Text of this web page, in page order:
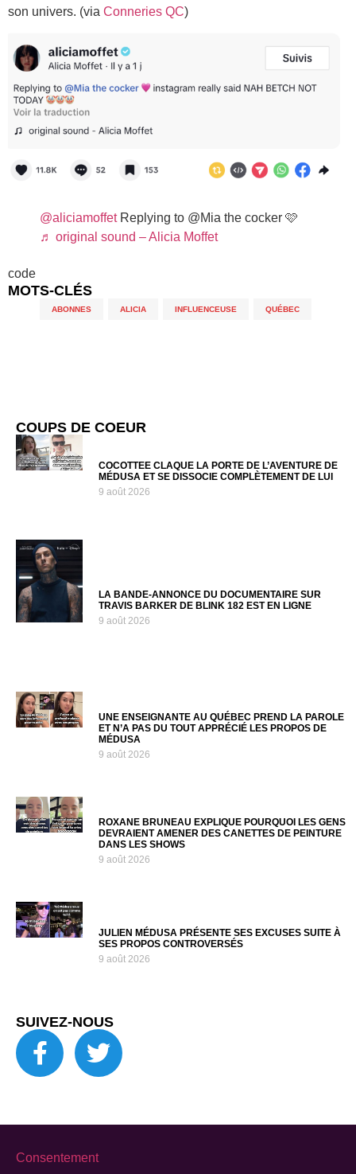
son univers. (via Conneries QC)
@aliciamoffetReplying to @Mia the cocker 🩷
♬ original sound – Alicia Moffet
code
MOTS-CLÉS
ABONNES ALICIA INFLUENCEUSE QUÉBEC
COUPS DE COEUR
COCOTTEE CLAQUE LA PORTE DE L’AVENTURE DE
MÉDUSA ET SE DISSOCIE COMPLÈTEMENT DE LUI
9 août 2026
LA BANDE-ANNONCE DU DOCUMENTAIRE SUR
TRAVIS BARKER DE BLINK 182 EST EN LIGNE
9 août 2026
UNE ENSEIGNANTE AU QUÉBEC PREND LA PAROLE
ET N’A PAS DU TOUT APPRÉCIÉ LES PROPOS DE
MÉDUSA
9 août 2026
ROXANE BRUNEAU EXPLIQUE POURQUOI LES GENS
DEVRAIENT AMENER DES CANETTES DE PEINTURE
DANS LES SHOWS
9 août 2026
JULIEN MÉDUSA PRÉSENTE SES EXCUSES SUITE À
SES PROPOS CONTROVERSÉS
9 août 2026
SUIVEZ-NOUS
Consentement